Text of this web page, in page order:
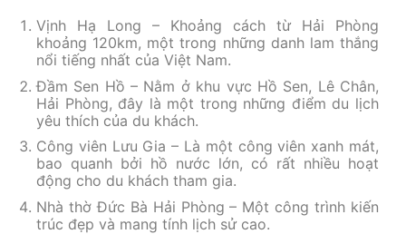
Vịnh Hạ Long – Khoảng cách từ Hải Phòng
khoảng 120km, một trong những danh lam thắng
nổi tiếng nhất của Việt Nam.
Đầm Sen Hồ – Nằm ở khu vực Hồ Sen, Lê Chân,
Hải Phòng, đây là một trong những điểm du lịch
yêu thích của du khách.
Công viên Lưu Gia – Là một công viên xanh mát,
bao quanh bởi hồ nước lớn, có rất nhiều hoạt
động cho du khách tham gia.
Nhà thờ Đức Bà Hải Phòng – Một công trình kiến
trúc đẹp và mang tính lịch sử cao.